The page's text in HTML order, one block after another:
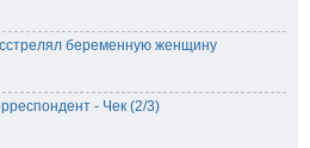
беременную женщину
- Чек (2/3)